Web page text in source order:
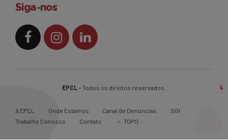
Siga-nos
EPCL – Todos os direitos reservados.
A EPCL Onde Estamos Canal de Denúncias
SGI
Trabalhe Conosco
Contato TOPO